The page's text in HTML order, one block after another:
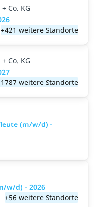
Co. KG
+421 weitere Standorte
Co. KG
weitere Standorte
(m/w/d) -
w/d) - 2026
+56 weitere Standorte